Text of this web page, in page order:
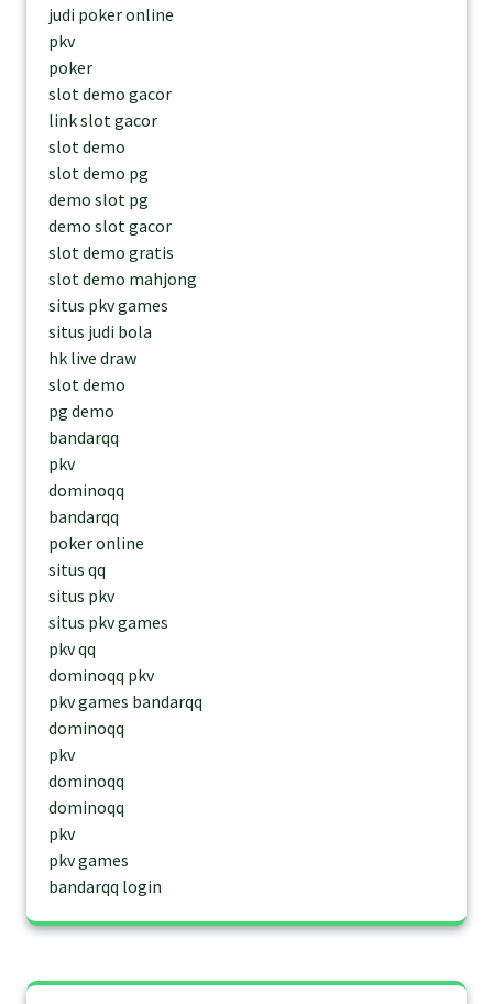
judi poker online
pkv
poker
slot demo gacor
link slot gacor
slot demo
slot demo pg
demo slot pg
demo slot gacor
slot demo gratis
slot demo mahjong
situs pkv games
situs judi bola
hk live draw
slot demo
pg demo
bandarqq
pkv
dominoqq
bandarqq
poker online
situs qq
situs pkv
situs pkv games
pkv qq
dominoqq pkv
pkv games bandarqq
dominoqq
pkv
dominoqq
dominoqq
pkv
pkv games
bandarqq login